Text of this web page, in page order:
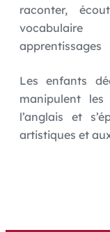
raconter,
apprentissages
Les enfants
manipulent les
l’anglais et
artistiques et